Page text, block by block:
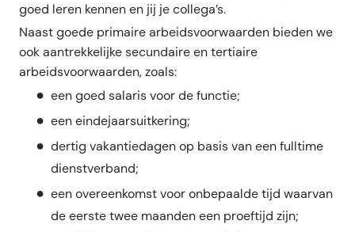
goed leren kennen en jij je collega’s.
Naast goede primaire arbeidsvoorwaarden bieden we
ook aantrekkelijke secundaire en tertiaire
arbeidsvoorwaarden, zoals:
een goed salaris voor de functie;
een eindejaarsuitkering;
dertig vakantiedagen op basis van een fulltime
dienstverband;
een overeenkomst voor onbepaalde tijd waarvan
de eerste twee maanden een proeftijd zijn;